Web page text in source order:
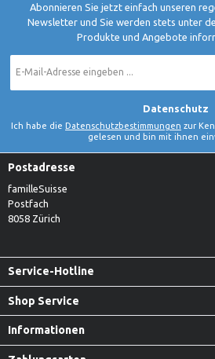
Abonnieren Sie jetzt einfach unseren
Newsletter und Sie werden stets unter
Produkte und Angebote
Mail-
*
Datenschutz
Ich habe die Datenschutzbestimmungen zur
gelesen und bin mit ihnen
Postadresse
familleSuisse
Postfach
8058 Zürich
Service-Hotline
Shop Service
Informationen